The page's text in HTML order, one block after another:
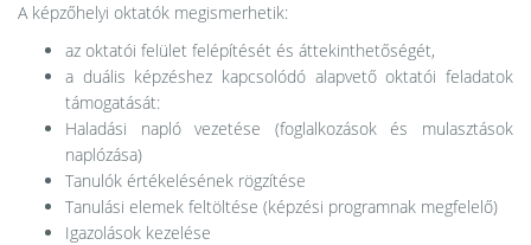
A képzőhelyi oktatók megismerhetik:
az oktatói felület felépítését és áttekinthetőségét,
a duális képzéshez kapcsolódó alapvető oktatói feladatok
támogatását:
Haladási napló vezetése (foglalkozások és mulasztások
naplózása)
Tanulók értékelésének rögzítése
Tanulási elemek feltöltése (képzési programnak megfelelő)
Igazolások kezelése